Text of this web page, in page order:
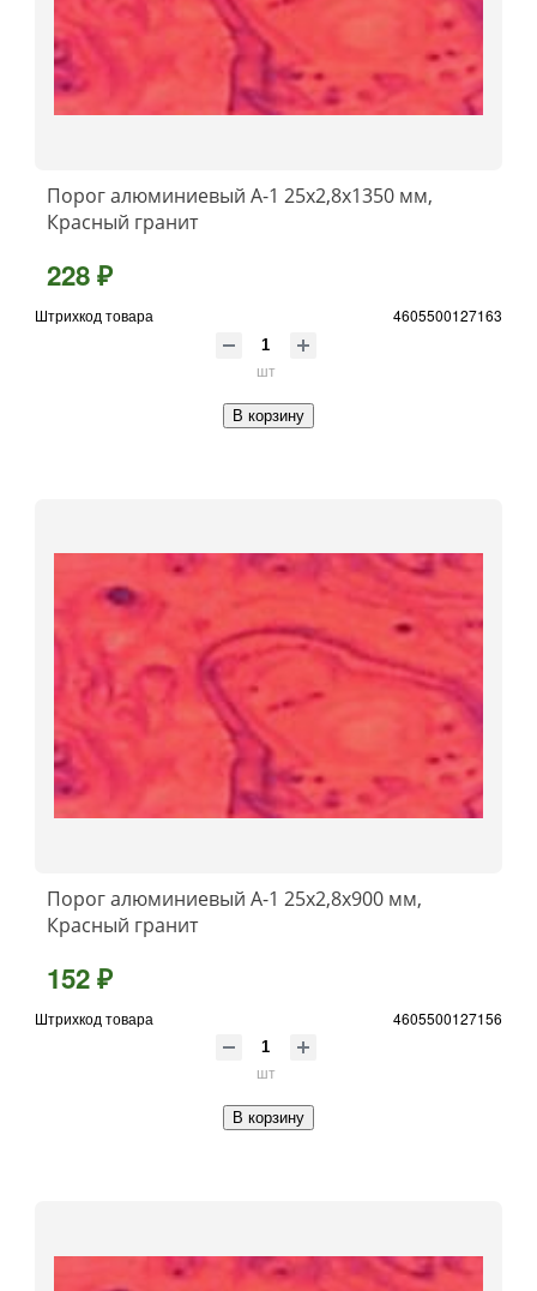
Порог алюминиевый А-1 25x2,8x1350 мм,
Красный гранит
228 ₽
Штрихкод товара 4605500127163
шт
В корзину
Порог алюминиевый А-1 25x2,8x900 мм,
Красный гранит
152 ₽
Штрихкод товара 4605500127156
шт
В корзину